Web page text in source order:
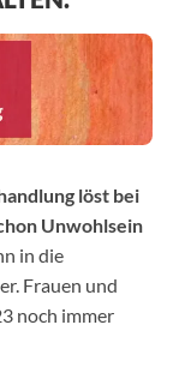
löst bei
Unwohlsein
in die
Frauen und
noch immer